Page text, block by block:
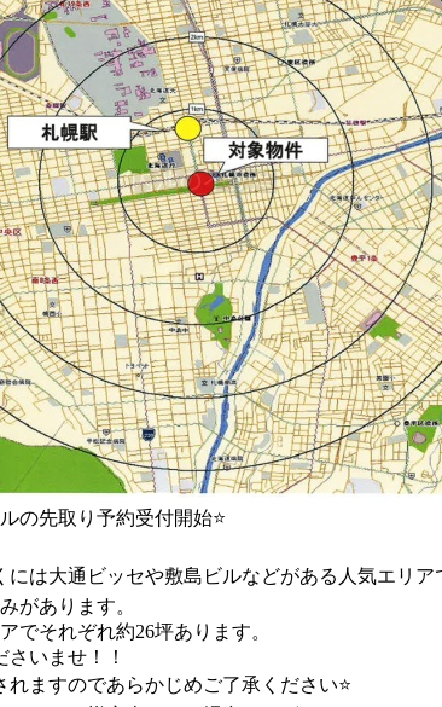
の先取り予約受付開始⭐
は大通ビッセや敷島ビルなどがある人気エリア
があります。
でそれぞれ約26坪あります。
いませ！！
ますのであらかじめご了承ください⭐